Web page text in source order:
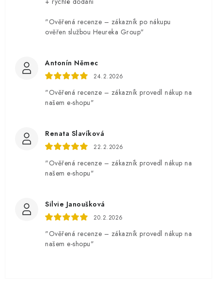
"Ověřená recenze – zákazník po nákupu
ověřen službou Heureka Group"
Antonín Němec
24.2.2026
"Ověřená recenze – zákazník provedl nákup na
našem e-shopu"
Renata Slavíková
22.2.2026
"Ověřená recenze – zákazník provedl nákup na
našem e-shopu"
Silvie Janoušková
20.2.2026
"Ověřená recenze – zákazník provedl nákup na
našem e-shopu"